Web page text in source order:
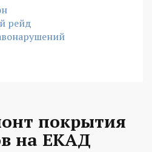
рейд
покрытия
на ЕКАД